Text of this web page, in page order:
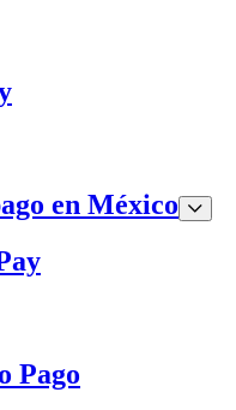
en México
Pago